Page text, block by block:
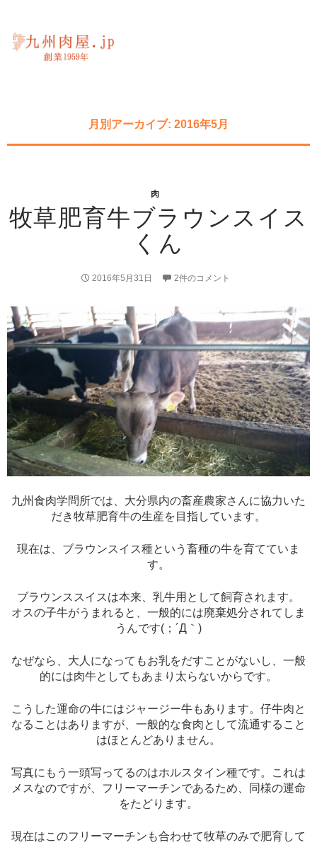
月別アーカイブ: 2016年5月
肉
牧草肥育牛ブラウンスイス
くん
2016年5月31日 2件のコメント
九州食肉学問所では、大分県内の畜産農家さんに協力いた
だき牧草肥育牛の生産を目指しています。
現在は、ブラウンスイス種という畜種の牛を育てていま
す。
ブラウンススイスは本来、乳牛用として飼育されます。
オスの子牛がうまれると、一般的には廃棄処分されてしま
うんです(；´Д｀)
なぜなら、大人になってもお乳をだすことがないし、一般
的には肉牛としてもあまり太らないからです。
こうした運命の牛にはジャージー牛もあります。仔牛肉と
なることはありますが、一般的な食肉として流通すること
はほとんどありません。
写真にもう一頭写ってるのはホルスタイン種です。これは
メスなのですが、フリーマーチンであるため、同様の運命
をたどります。
現在はこのフリーマーチンも合わせて牧草のみで肥育して